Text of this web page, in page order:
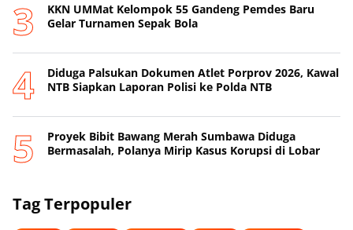
KKN UMMat Kelompok 55 Gandeng Pemdes Baru
Gelar Turnamen Sepak Bola
Diduga Palsukan Dokumen Atlet Porprov 2026, Kawal
NTB Siapkan Laporan Polisi ke Polda NTB
Proyek Bibit Bawang Merah Sumbawa Diduga
Bermasalah, Polanya Mirip Kasus Korupsi di Lobar
Tag Terpopuler